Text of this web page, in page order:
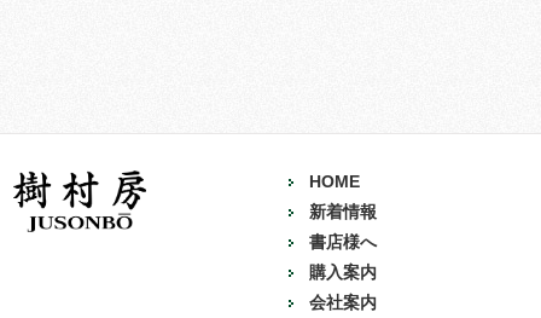
HOME
新着情報
書店様へ
購入案内
会社案内